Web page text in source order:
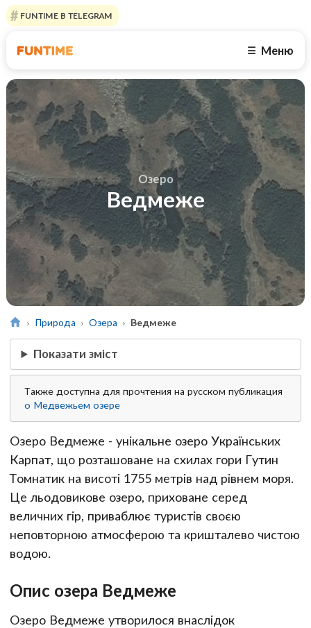
FUNTIME В TELEGRAM
☰ Меню
Озеро
Ведмеже
Природа Озера Ведмеже
Показати зміст
Также доступна для прочтения на русском публикация
о Медвежьем озере
Озеро Ведмеже - унікальне озеро Українських
Карпат, що розташоване на схилах гори Гутин
Томнатик на висоті 1755 метрів над рівнем моря.
Це льодовикове озеро, приховане серед
величних гір, приваблює туристів своєю
неповторною атмосферою та кришталево чистою
водою.
Опис озера Ведмеже
Озеро Ведмеже утворилося внаслідок